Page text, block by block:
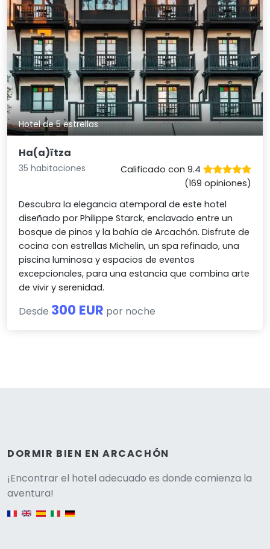
Hotel de 5 estrellas
Ha(a)ïtza
35 habitaciones
Calificado con 9.4
(169 opiniones)
Descubra la elegancia atemporal de este hotel
diseñado por Philippe Starck, enclavado entre un
bosque de pinos y la bahía de Arcachón. Disfrute de
cocina con estrellas Michelin, un spa refinado, una
piscina luminosa y espacios de eventos
excepcionales, para una estancia que combina arte
de vivir y serenidad.
Desde 300 EUR por noche
DORMIR BIEN EN ARCACHÓN
¡Encontrar el hotel adecuado es donde comienza la
aventura!